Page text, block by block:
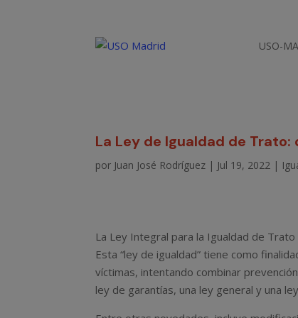
USO-
La Ley de Igualdad de
por Juan José Rodríguez | Jul 19, 2022 |
La Ley Integral para la Igualdad de
Esta “ley de igualdad” tiene como
víctimas, intentando combinar
ley de garantías, una ley general y una